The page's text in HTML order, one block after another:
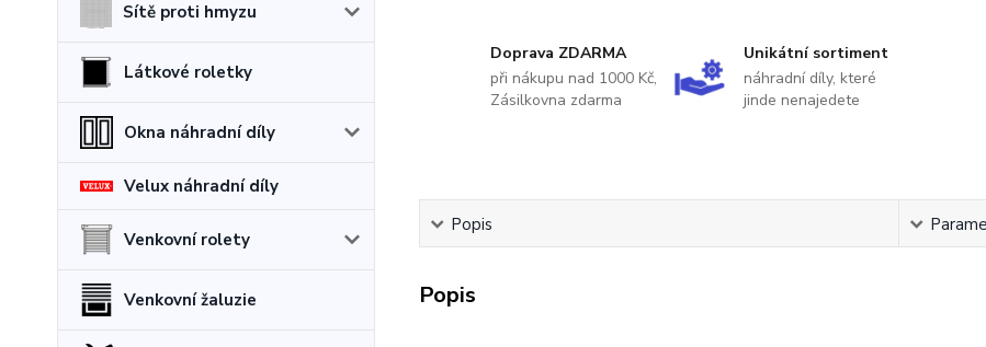
Sítě proti hmyzu
Látkové roletky
Okna náhradní díly
Velux náhradní díly
Venkovní rolety
Venkovní žaluzie
Doprava ZDARMA
při nákupu nad 1000 Kč,
Zásilkovna zdarma
Unikátní sortiment
náhradní díly, které
jinde nenajedete
Popis
Popis